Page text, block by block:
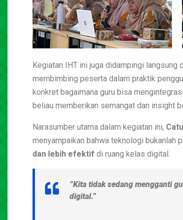
Kegiatan IHT ini juga didampingi langsung
membimbing peserta dalam praktik
konkret bagaimana guru bisa
beliau memberikan semangat dan insight
Narasumber utama dalam kegiatan ini,
menyampaikan bahwa teknologi bukanlah
dan lebih efektif di ruang kelas digital.
“Kita tidak sedang mengganti
digital.”